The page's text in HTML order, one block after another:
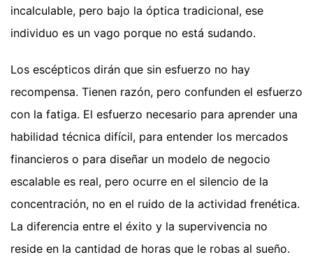
incalculable, pero bajo la óptica tradicional, ese
individuo es un vago porque no está sudando.
Los escépticos dirán que sin esfuerzo no hay
recompensa. Tienen razón, pero confunden el esfuerzo
con la fatiga. El esfuerzo necesario para aprender una
habilidad técnica difícil, para entender los mercados
financieros o para diseñar un modelo de negocio
escalable es real, pero ocurre en el silencio de la
concentración, no en el ruido de la actividad frenética.
La diferencia entre el éxito y la supervivencia no
reside en la cantidad de horas que le robas al sueño.